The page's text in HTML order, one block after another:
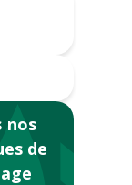
nos
de